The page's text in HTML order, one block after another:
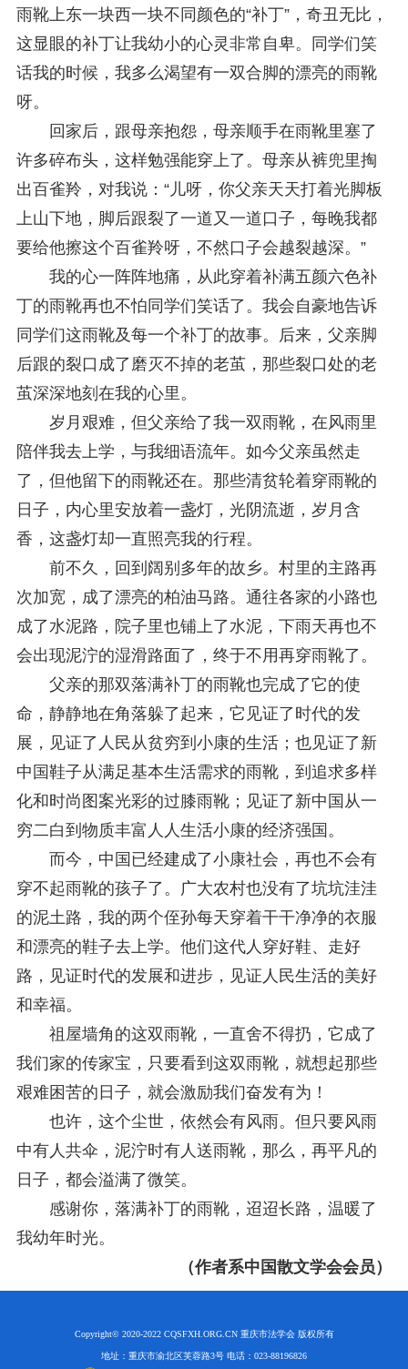
雨靴上东一块西一块不同颜色的“补丁”，奇丑无比，
这显眼的补丁让我幼小的心灵非常自卑。同学们笑
话我的时候，我多么渴望有一双合脚的漂亮的雨靴
呀。
回家后，跟母亲抱怨，母亲顺手在雨靴里塞了
许多碎布头，这样勉强能穿上了。母亲从裤兜里掏
出百雀羚，对我说：“儿呀，你父亲天天打着光脚板
上山下地，脚后跟裂了一道又一道口子，每晚我都
要给他擦这个百雀羚呀，不然口子会越裂越深。”
我的心一阵阵地痛，从此穿着补满五颜六色补
丁的雨靴再也不怕同学们笑话了。我会自豪地告诉
同学们这雨靴及每一个补丁的故事。后来，父亲脚
后跟的裂口成了磨灭不掉的老茧，那些裂口处的老
茧深深地刻在我的心里。
岁月艰难，但父亲给了我一双雨靴，在风雨里
陪伴我去上学，与我细语流年。如今父亲虽然走
了，但他留下的雨靴还在。那些清贫轮着穿雨靴的
日子，内心里安放着一盏灯，光阴流逝，岁月含
香，这盏灯却一直照亮我的行程。
前不久，回到阔别多年的故乡。村里的主路再
次加宽，成了漂亮的柏油马路。通往各家的小路也
成了水泥路，院子里也铺上了水泥，下雨天再也不
会出现泥泞的湿滑路面了，终于不用再穿雨靴了。
父亲的那双落满补丁的雨靴也完成了它的使
命，静静地在角落躲了起来，它见证了时代的发
展，见证了人民从贫穷到小康的生活；也见证了新
中国鞋子从满足基本生活需求的雨靴，到追求多样
化和时尚图案光彩的过膝雨靴；见证了新中国从一
穷二白到物质丰富人人生活小康的经济强国。
而今，中国已经建成了小康社会，再也不会有
穿不起雨靴的孩子了。广大农村也没有了坑坑洼洼
的泥土路，我的两个侄孙每天穿着干干净净的衣服
和漂亮的鞋子去上学。他们这代人穿好鞋、走好
路，见证时代的发展和进步，见证人民生活的美好
和幸福。
祖屋墙角的这双雨靴，一直舍不得扔，它成了
我们家的传家宝，只要看到这双雨靴，就想起那些
艰难困苦的日子，就会激励我们奋发有为！
也许，这个尘世，依然会有风雨。但只要风雨
中有人共伞，泥泞时有人送雨靴，那么，再平凡的
日子，都会溢满了微笑。
感谢你，落满补丁的雨靴，迢迢长路，温暖了
我幼年时光。
（作者系中国散文学会会员）
Copyright© 2020-2022 CQSFXH.ORG.CN 重庆市法学会 版权所有
地址：重庆市渝北区芙蓉路3号 电话：023-88196826